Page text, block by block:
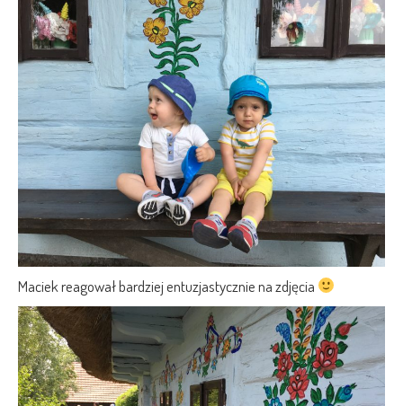
Maciek reagował bardziej entuzjastycznie na zdjęcia